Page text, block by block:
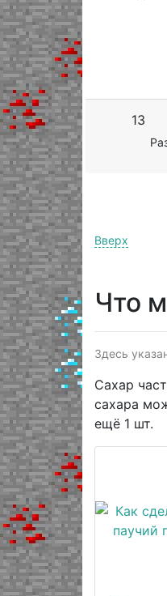
13
Вверх
Что
Здесь
Сахар
сахара
ещё 1 шт.